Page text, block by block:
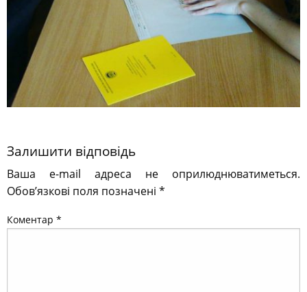
Залишити відповідь
Ваша e-mail адреса не оприлюднюватиметься.
Обов’язкові поля позначені *
Коментар *